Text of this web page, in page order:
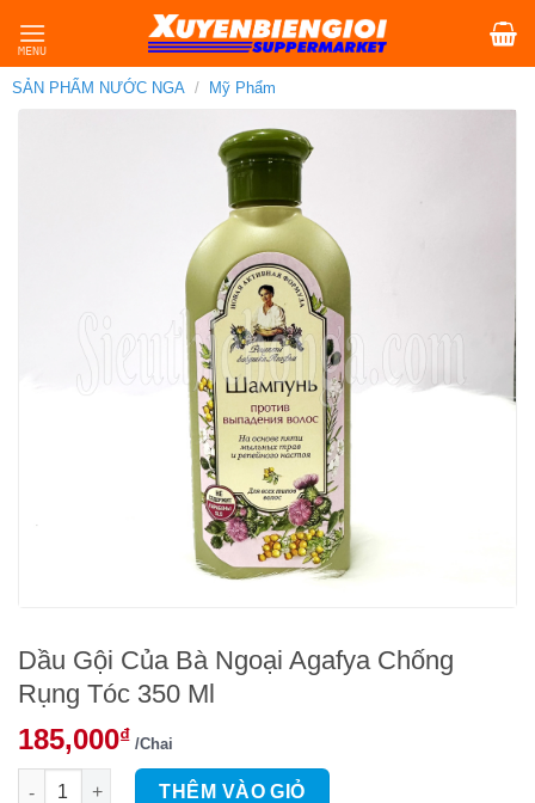
content
SẢN PHẨM NƯỚC NGA / Mỹ Phẩm
Dầu Gội Của Bà Ngoại Agafya Chống
Rụng Tóc 350 Ml
185,000₫ /Chai
Dầu Gội Của Bà Ngoại Agafya Chống Rụng Tóc 350 Ml số
THÊM VÀO GIỎ